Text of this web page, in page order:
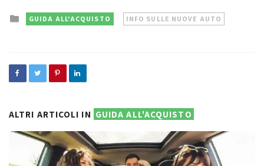
Posted
in
GUIDA ALL'ACQUISTO INFO SULLE NUOVE AUTO
ALTRI ARTICOLI IN GUIDA ALL'ACQUISTO